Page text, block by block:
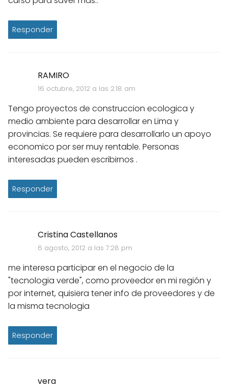
Responder
RAMIRO
16 octubre, 2012 a las 2:18 am
Tengo proyectos de construccion ecologica y
medio ambiente para desarrollar en Lima y
provincias. Se requiere para desarrollarlo un apoyo
economico por ser muy rentable. Personas
interesadas pueden escribirnos .
Responder
Cristina Castellanos
6 agosto, 2012 a las 7:28 pm
me interesa participar en el negocio de la
"tecnologia verde", como proveedor en mi región y
por internet, quisiera tener info de proveedores y de
la misma tecnologia
Responder
vera